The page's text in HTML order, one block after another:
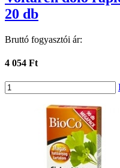
20 db
Bruttó fogyasztói ár:
4 054 Ft